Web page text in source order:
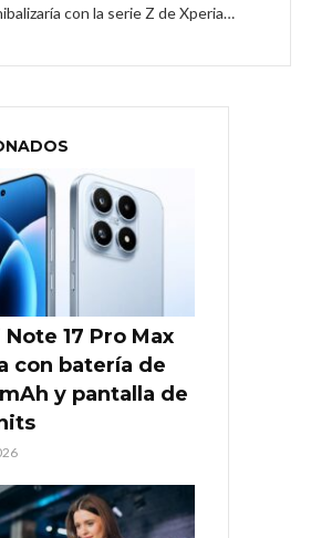
con la serie Z de Xperia…
17 Pro Max
con batería de
y pantalla de